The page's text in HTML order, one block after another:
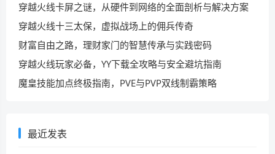
穿越火线卡屏之谜，从硬件到网络的全面剖析与解决方案
穿越火线十三太保，虚拟战场上的佣兵传奇
财富自由之路，理财家门的智慧传承与实践密码
穿越火线玩家必备，YY下载全攻略与安全避坑指南
魔皇技能加点终极指南，PVE与PVP双线制霸策略
最近发表